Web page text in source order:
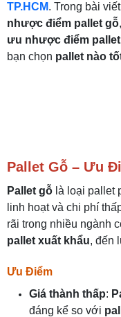
TP.HCM. Trong bài
nhược điểm pallet gỗ,
ưu nhược điểm
bạn chọn pallet nào
Pallet Gỗ – Ưu
Pallet gỗ là loại pallet
linh hoạt và chi phí
rãi trong nhiều ngành
pallet xuất khẩu, đến
Ưu Điểm
Giá thành thấp:
đáng kể so với